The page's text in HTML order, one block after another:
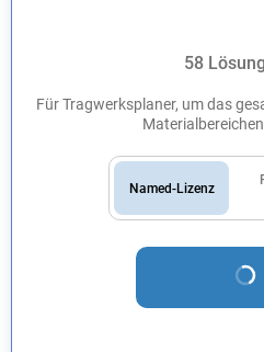
58
Für Tragwerksplaner, um das
Named-Lizenz